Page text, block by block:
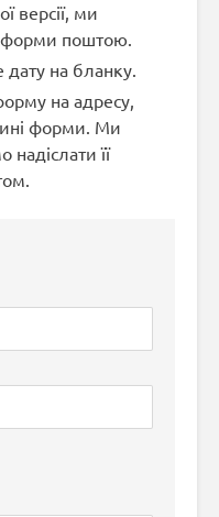
версії, ми
форми поштою.
дату на бланку.
на адресу,
форми. Ми
її